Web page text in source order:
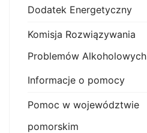
Dodatek Energetyczny
Komisja Rozwiązywania
Problemów Alkoholowych
Informacje o pomocy
Pomoc w województwie
pomorskim